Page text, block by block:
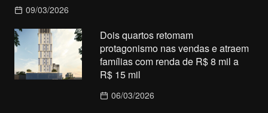
09/03/2026
Dois quartos retomam
protagonismo nas vendas e atraem
famílias com renda de R$ 8 mil a
R$ 15 mil
06/03/2026